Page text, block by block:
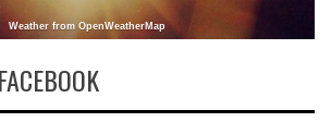
Weather from OpenWeatherMap